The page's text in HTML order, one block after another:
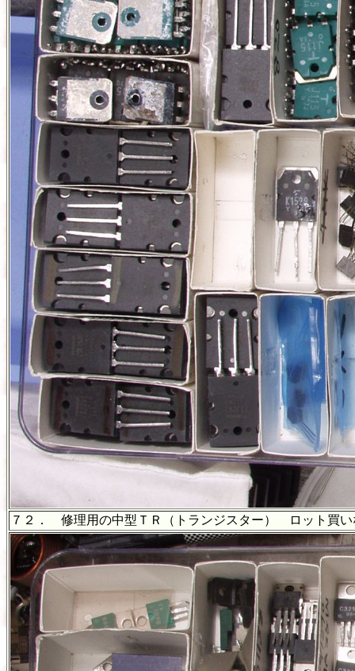
７２． 修理用の中型ＴＲ（トランジスター） ロット買い